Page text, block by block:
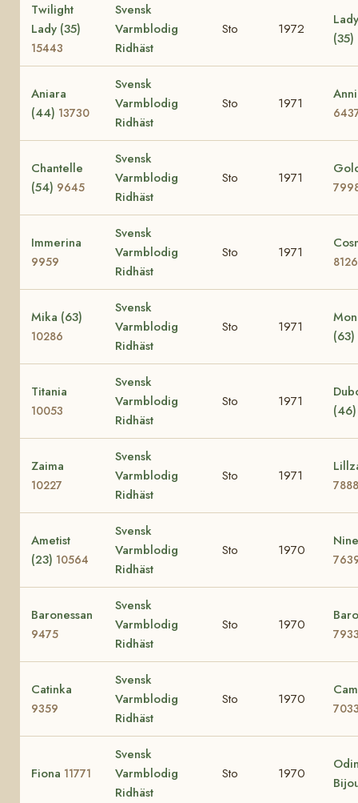
Twilight
Lady (35)
15443
Svensk
Varmblodig
Ridhäst
Sto 1972
(35)
Aniara
(44) 13730
Svensk
Varmblodig
Ridhäst
Sto 1971
Chantelle
(54) 9645
Svensk
Varmblodig
Ridhäst
Sto 1971
Immerina
9959
Svensk
Varmblodig
Ridhäst
Sto 1971
8126
Mika (63)
10286
Svensk
Varmblodig
Ridhäst
Sto 1971
(63)
Titania
10053
Svensk
Varmblodig
Ridhäst
Sto 1971
Zaima
10227
Svensk
Varmblodig
Ridhäst
Sto 1971
7888
Ametist
(23) 10564
Svensk
Varmblodig
Ridhäst
Sto 1970
Baronessan
9475
Svensk
Varmblodig
Ridhäst
Sto 1970
Catinka
9359
Svensk
Varmblodig
Ridhäst
Sto 1970
Fiona 11771
Svensk
Varmblodig
Ridhäst
Sto 1970